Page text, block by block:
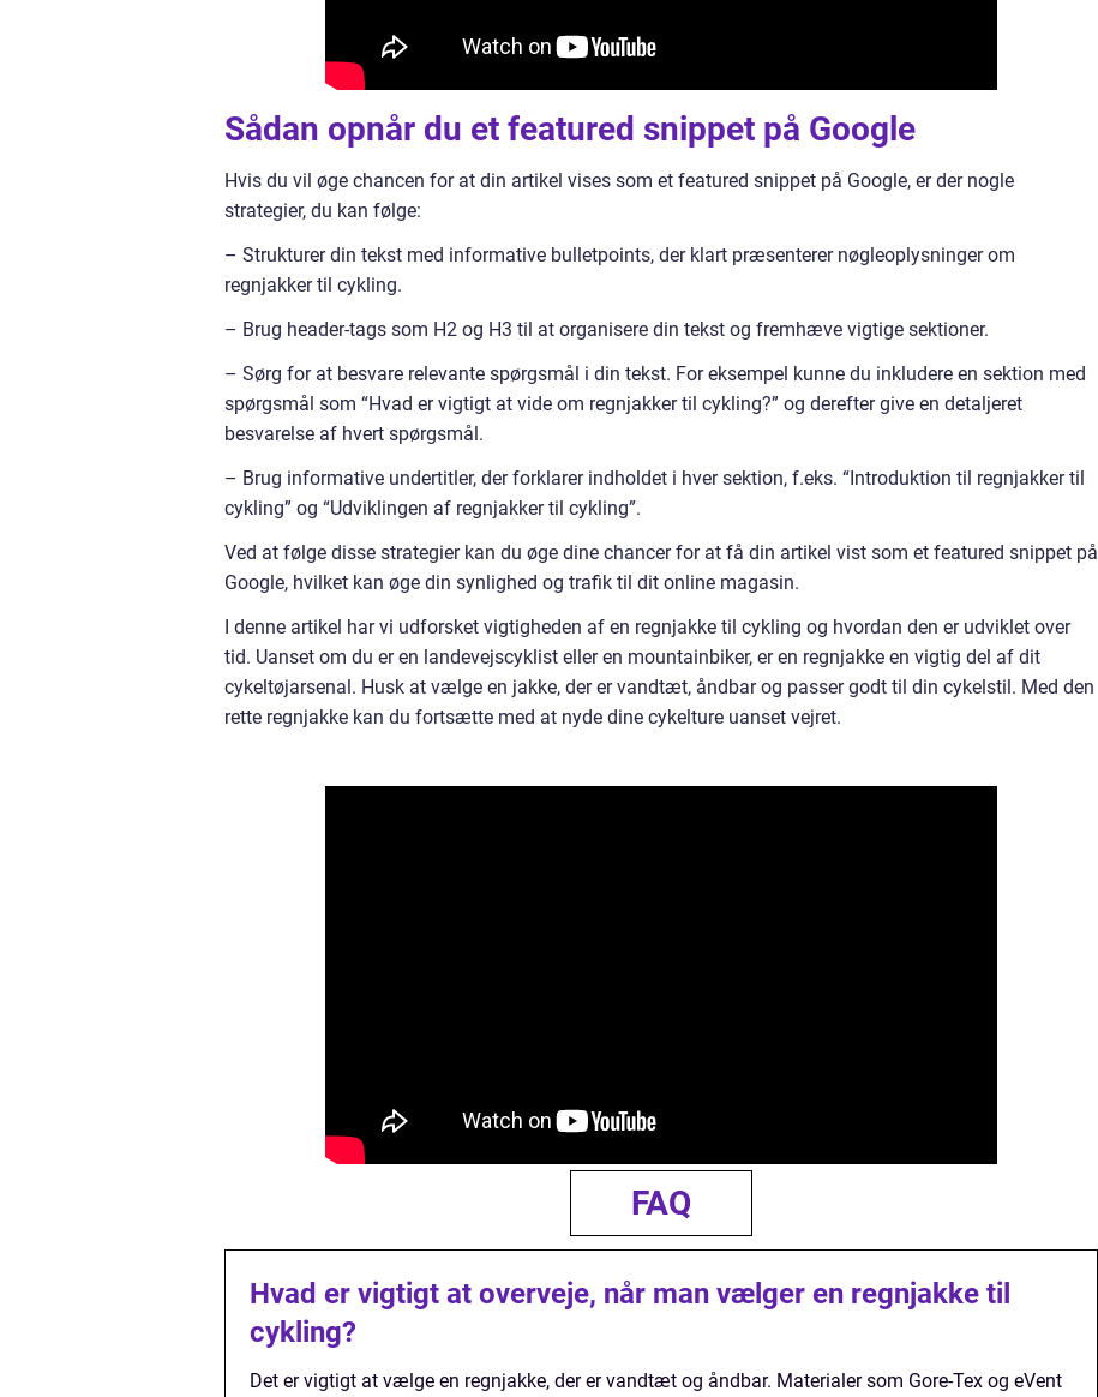
Sådan opnår du et featured snippet på Google
Hvis du vil øge chancen for at din artikel vises som et featured snippet på Google, er der nogle
strategier, du kan følge:
– Strukturer din tekst med informative bulletpoints, der klart præsenterer nøgleoplysninger om
regnjakker til cykling.
– Brug header-tags som H2 og H3 til at organisere din tekst og fremhæve vigtige sektioner.
– Sørg for at besvare relevante spørgsmål i din tekst. For eksempel kunne du inkludere en sektion med
spørgsmål som “Hvad er vigtigt at vide om regnjakker til cykling?” og derefter give en detaljeret
besvarelse af hvert spørgsmål.
– Brug informative undertitler, der forklarer indholdet i hver sektion, f.eks. “Introduktion til regnjakker til
cykling” og “Udviklingen af regnjakker til cykling”.
Ved at følge disse strategier kan du øge dine chancer for at få din artikel vist som et featured snippet på
Google, hvilket kan øge din synlighed og trafik til dit online magasin.
I denne artikel har vi udforsket vigtigheden af en regnjakke til cykling og hvordan den er udviklet over
tid. Uanset om du er en landevejscyklist eller en mountainbiker, er en regnjakke en vigtig del af dit
cykeltøjarsenal. Husk at vælge en jakke, der er vandtæt, åndbar og passer godt til din cykelstil. Med den
rette regnjakke kan du fortsætte med at nyde dine cykelture uanset vejret.
FAQ
Hvad er vigtigt at overveje, når man vælger en regnjakke til
cykling?
Det er vigtigt at vælge en regnjakke, der er vandtæt og åndbar. Materialer som Gore-Tex og eVent